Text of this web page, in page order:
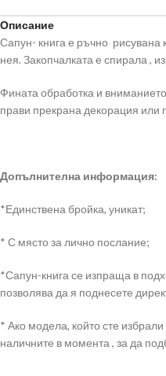
Описание
Сапун- книга е ръчно рисувана
нея. Закопчалката е спирала ,
Фината обработка и
прави прекрана декорация или
Допълнителна информация:
*Единствена бройка, уникат;
* С място за лично послание;
*Сапун-книга се изпраща в
позволява да я поднесете
* Ако модела, който сте
наличните в момента , за да